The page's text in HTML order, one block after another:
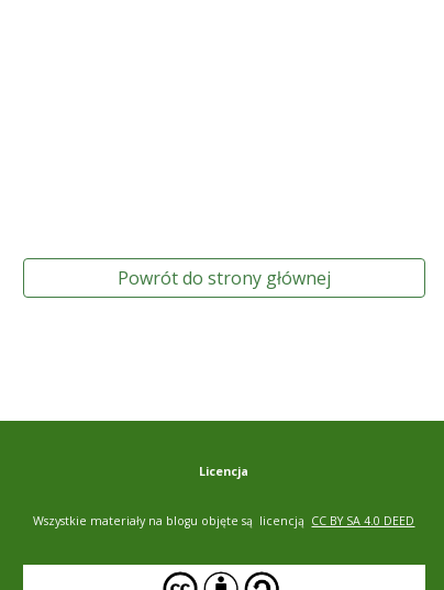
Powrót do strony głównej
Licencja
Wszystkie materiały na blogu objęte są licencją CC BY SA 4.0 DEED